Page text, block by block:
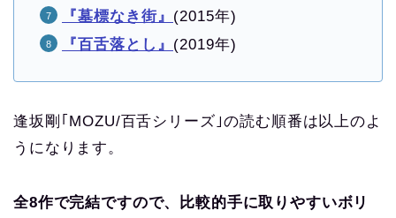
『墓標なき街』 (2015年)
『百舌落とし』 (2019年)
逢坂剛｢MOZU/百舌シリーズ｣の読む順番は以上のよ
うになります。
全8作で完結ですので、比較的手に取りやすいボリ